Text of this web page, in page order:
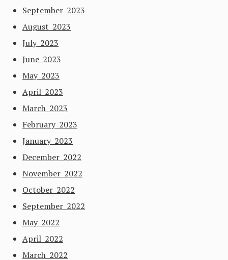
September 2023
August 2023
July 2023
June 2023
May 2023
April 2023
March 2023
February 2023
January 2023
December 2022
November 2022
October 2022
September 2022
May 2022
April 2022
March 2022